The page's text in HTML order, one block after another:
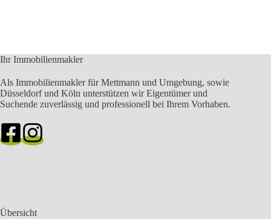
Ihr Immobilienmakler
Als Immobilienmakler für Mettmann und Umgebung, sowie
Düsseldorf und Köln unterstützen wir Eigentümer und
Suchende zuverlässig und professionell bei Ihrem Vorhaben.
Übersicht